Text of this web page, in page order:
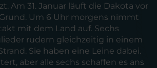
Am 31. Januar läuft die Dakota vor
Um 6 Uhr morgens nimmt
mit dem Land auf. Sechs
rudern gleichzeitig in einem
Sie haben eine Leine dabei.
aber alle sechs schaffen es ans